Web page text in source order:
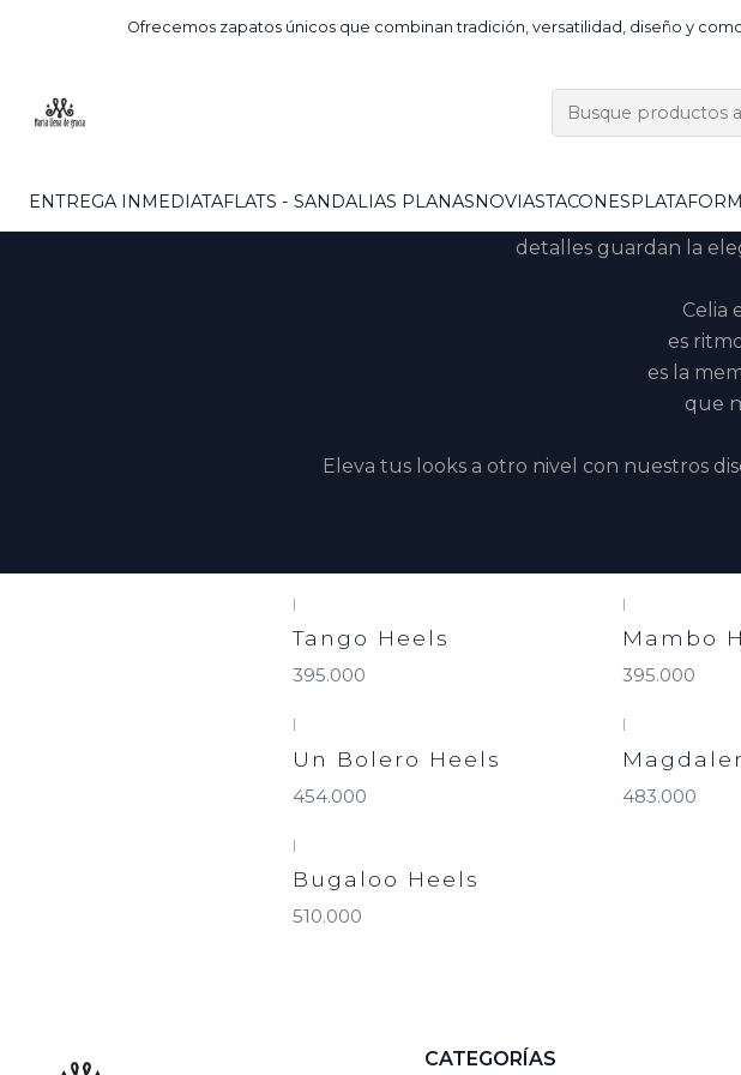
ENTREGA INMEDIATAFLATS - SANDALIAS PLANASNOVIASTACONES
Ofrecemos zapatos únicos que combinan tradición, versatilidad, diseño y
Inicio
detalles guardan la
Celia
es
es la
que
Eleva tus looks a otro nivel con nuestros
|
Tango Heels
395.000
|
Mambo
395.000
|
Un Bolero Heels
454.000
|
483.000
|
Bugaloo Heels
510.000
CATEGORÍAS